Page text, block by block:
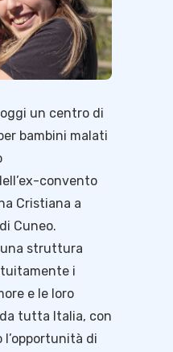
un centro di
bambini malati
convento
Cristiana a
Cuneo.
una struttura
i
e le loro
tutta Italia, con
l’opportunità di